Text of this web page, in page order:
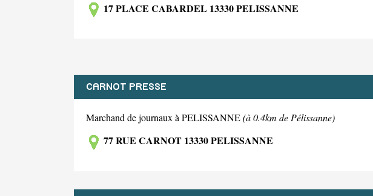
17 PLACE CABARDEL 13330 PELISSANNE
CARNOT PRESSE
Marchand de journaux à PELISSANNE(à 0.4km de Pélissanne)
77 RUE CARNOT 13330 PELISSANNE